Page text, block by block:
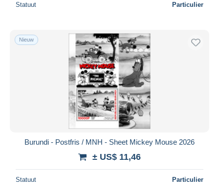
Statuut Particulier
Nieuw
Burundi - Postfris / MNH - Sheet Mickey Mouse 2026
± US$ 11,46
Statuut Particulier